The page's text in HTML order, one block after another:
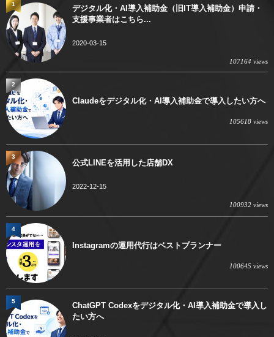
デジタル化・AI導入補助金（旧IT導入補助金）申請・
支援事業者はこちら...
2020-03-15
107164 views
1
Claudeをデジタル化・AI導入補助金で導入したい方へ
105618 views
2
公式LINEを活用した店舗DX
2022-12-15
100932 views
3
Instagramの運用代行はベストプランナー
100645 views
4
ChatGPT Codexをデジタル化・AI導入補助金で導入し
たい方へ
5